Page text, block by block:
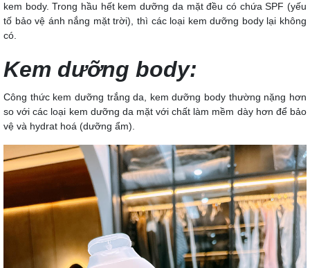
kem body. Trong hầu hết kem dưỡng da mặt đều có chứa SPF (yếu
tố bảo vệ ánh nắng mặt trời), thì các loại kem dưỡng body lại không
có.
Kem dưỡng body:
Công thức kem dưỡng trắng da, kem dưỡng body thường nặng hơn
so với các loại kem dưỡng da mặt với chất làm mềm dày hơn để bảo
vệ và hydrat hoá (dưỡng ẩm).